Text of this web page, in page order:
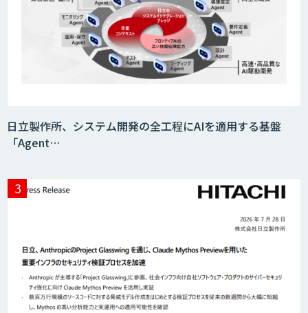
日立製作所、システム開発の全工程にAIを適用する基盤
「Agent…